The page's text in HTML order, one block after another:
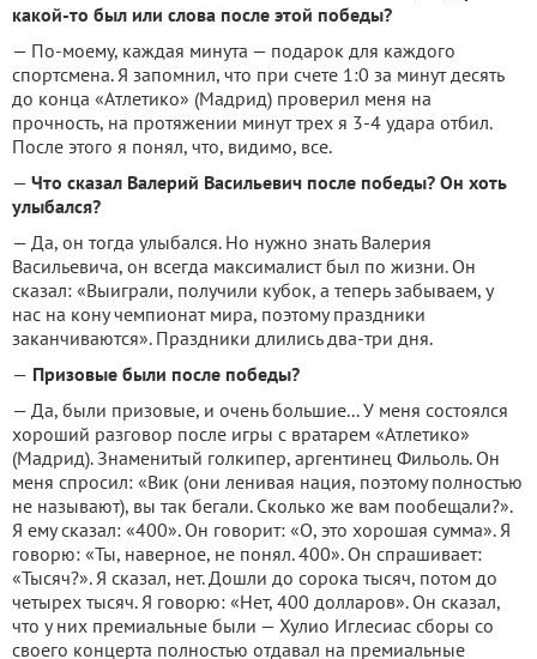
какой-то был или слова после этой победы?
— По-моему, каждая минута — подарок для каждого
спортсмена. Я запомнил, что при счете 1:0 за минут десять
до конца «Атлетико» (Мадрид) проверил меня на
прочность, на протяжении минут трех я 3-4 удара отбил.
После этого я понял, что, видимо, все.
— Что сказал Валерий Васильевич после победы? Он хоть
улыбался?
— Да, он тогда улыбался. Но нужно знать Валерия
Васильевича, он всегда максималист был по жизни. Он
сказал: «Выиграли, получили кубок, а теперь забываем, у
нас на кону чемпионат мира, поэтому праздники
заканчиваются». Праздники длились два-три дня.
— Призовые были после победы?
— Да, были призовые, и очень большие... У меня состоялся
хороший разговор после игры с вратарем «Атлетико»
(Мадрид). Знаменитый голкипер, аргентинец Фильоль. Он
меня спросил: «Вик (они ленивая нация, поэтому полностью
не называют), вы так бегали. Сколько же вам пообещали?».
Я ему сказал: «400». Он говорит: «О, это хорошая сумма». Я
говорю: «Ты, наверное, не понял. 400». Он спрашивает:
«Тысяч?». Я сказал, нет. Дошли до сорока тысяч, потом до
четырех тысяч. Я говорю: «Нет, 400 долларов». Он сказал,
что у них премиальные были — Хулио Иглесиас сборы со
своего концерта полностью отдавал на премиальные